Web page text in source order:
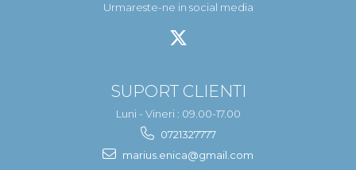
Urmareste-ne in social media
SUPORT CLIENTI
Luni - Vineri : 09.00-17.00
0721327777
marius.enica@gmail.com